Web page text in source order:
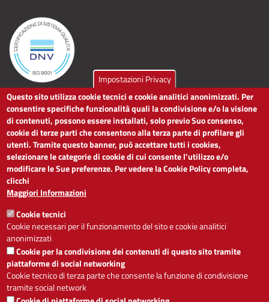
LINK UTILI
Dichiarazione di accessibilità
Obiettivi di accessibilità
Segnalaci problemi di accessibilità
Note legali
Privacy
Accesso riservato
ACCESSIBILITÀ
- A +
Alto contrasto
Impostazioni Privacy
Questo sito utilizza cookie tecnici e cookie analitici anonimizzati. Per
consentire specifiche funzionalità quali la condivisione e/o la visione
di contenuti, possono essere installati, solo previo Suo consenso,
cookie di terze parti che consentono alla terza parte di profilare gli
utenti. Tramite questo banner, può accettare tutti i cookies,
selezionare le categorie di cookie di cui consente l’utilizzo e/o
modificare le Sue preferenze. Per vedere la Cookie Policy completa,
clicchi
Maggiori Informazioni
Cookie tecnici
Cookie necessari per il funzionamento del sito e cookie analitici
anonimizzati
Cookie per la condivisione dei contenuti di questo sito tramite
piattaforme di social networking
Cookie tecnico di terza parte che consente la funzione di condivisione
tramite social network